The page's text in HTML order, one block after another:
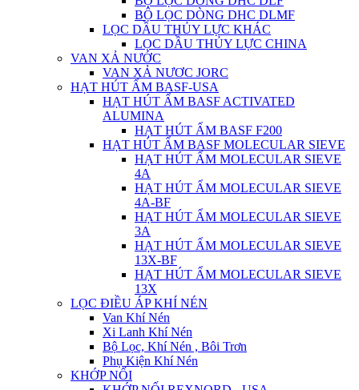
BỘ LỌC DÒNG DHC DLMF
LỌC DẦU THỦY LỰC KHÁC
LỌC DẦU THỦY LỰC CHINA
VAN XẢ NƯỚC
VAN XẢ NƯƠC JORC
HẠT HÚT ẨM BASF-USA
HẠT HÚT ẨM BASF ACTIVATED
ALUMINA
HẠT HÚT ẨM BASF F200
HẠT HÚT ẨM BASF MOLECULAR SIEVE
HẠT HÚT ẨM MOLECULAR SIEVE
4A
HẠT HÚT ẨM MOLECULAR SIEVE
4A-BF
HẠT HÚT ẨM MOLECULAR SIEVE
3A
HẠT HÚT ẨM MOLECULAR SIEVE
13X-BF
HẠT HÚT ẨM MOLECULAR SIEVE
13X
LỌC ĐIỀU ÁP KHÍ NÉN
Van Khí Nén
Xi Lanh Khí Nén
Bộ Lọc, Khí Nén , Bôi Trơn
Phụ Kiện Khí Nén
KHỚP NỐI